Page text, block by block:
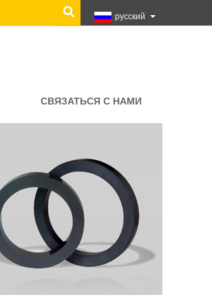
русский
СВЯЗАТЬСЯ С НАМИ